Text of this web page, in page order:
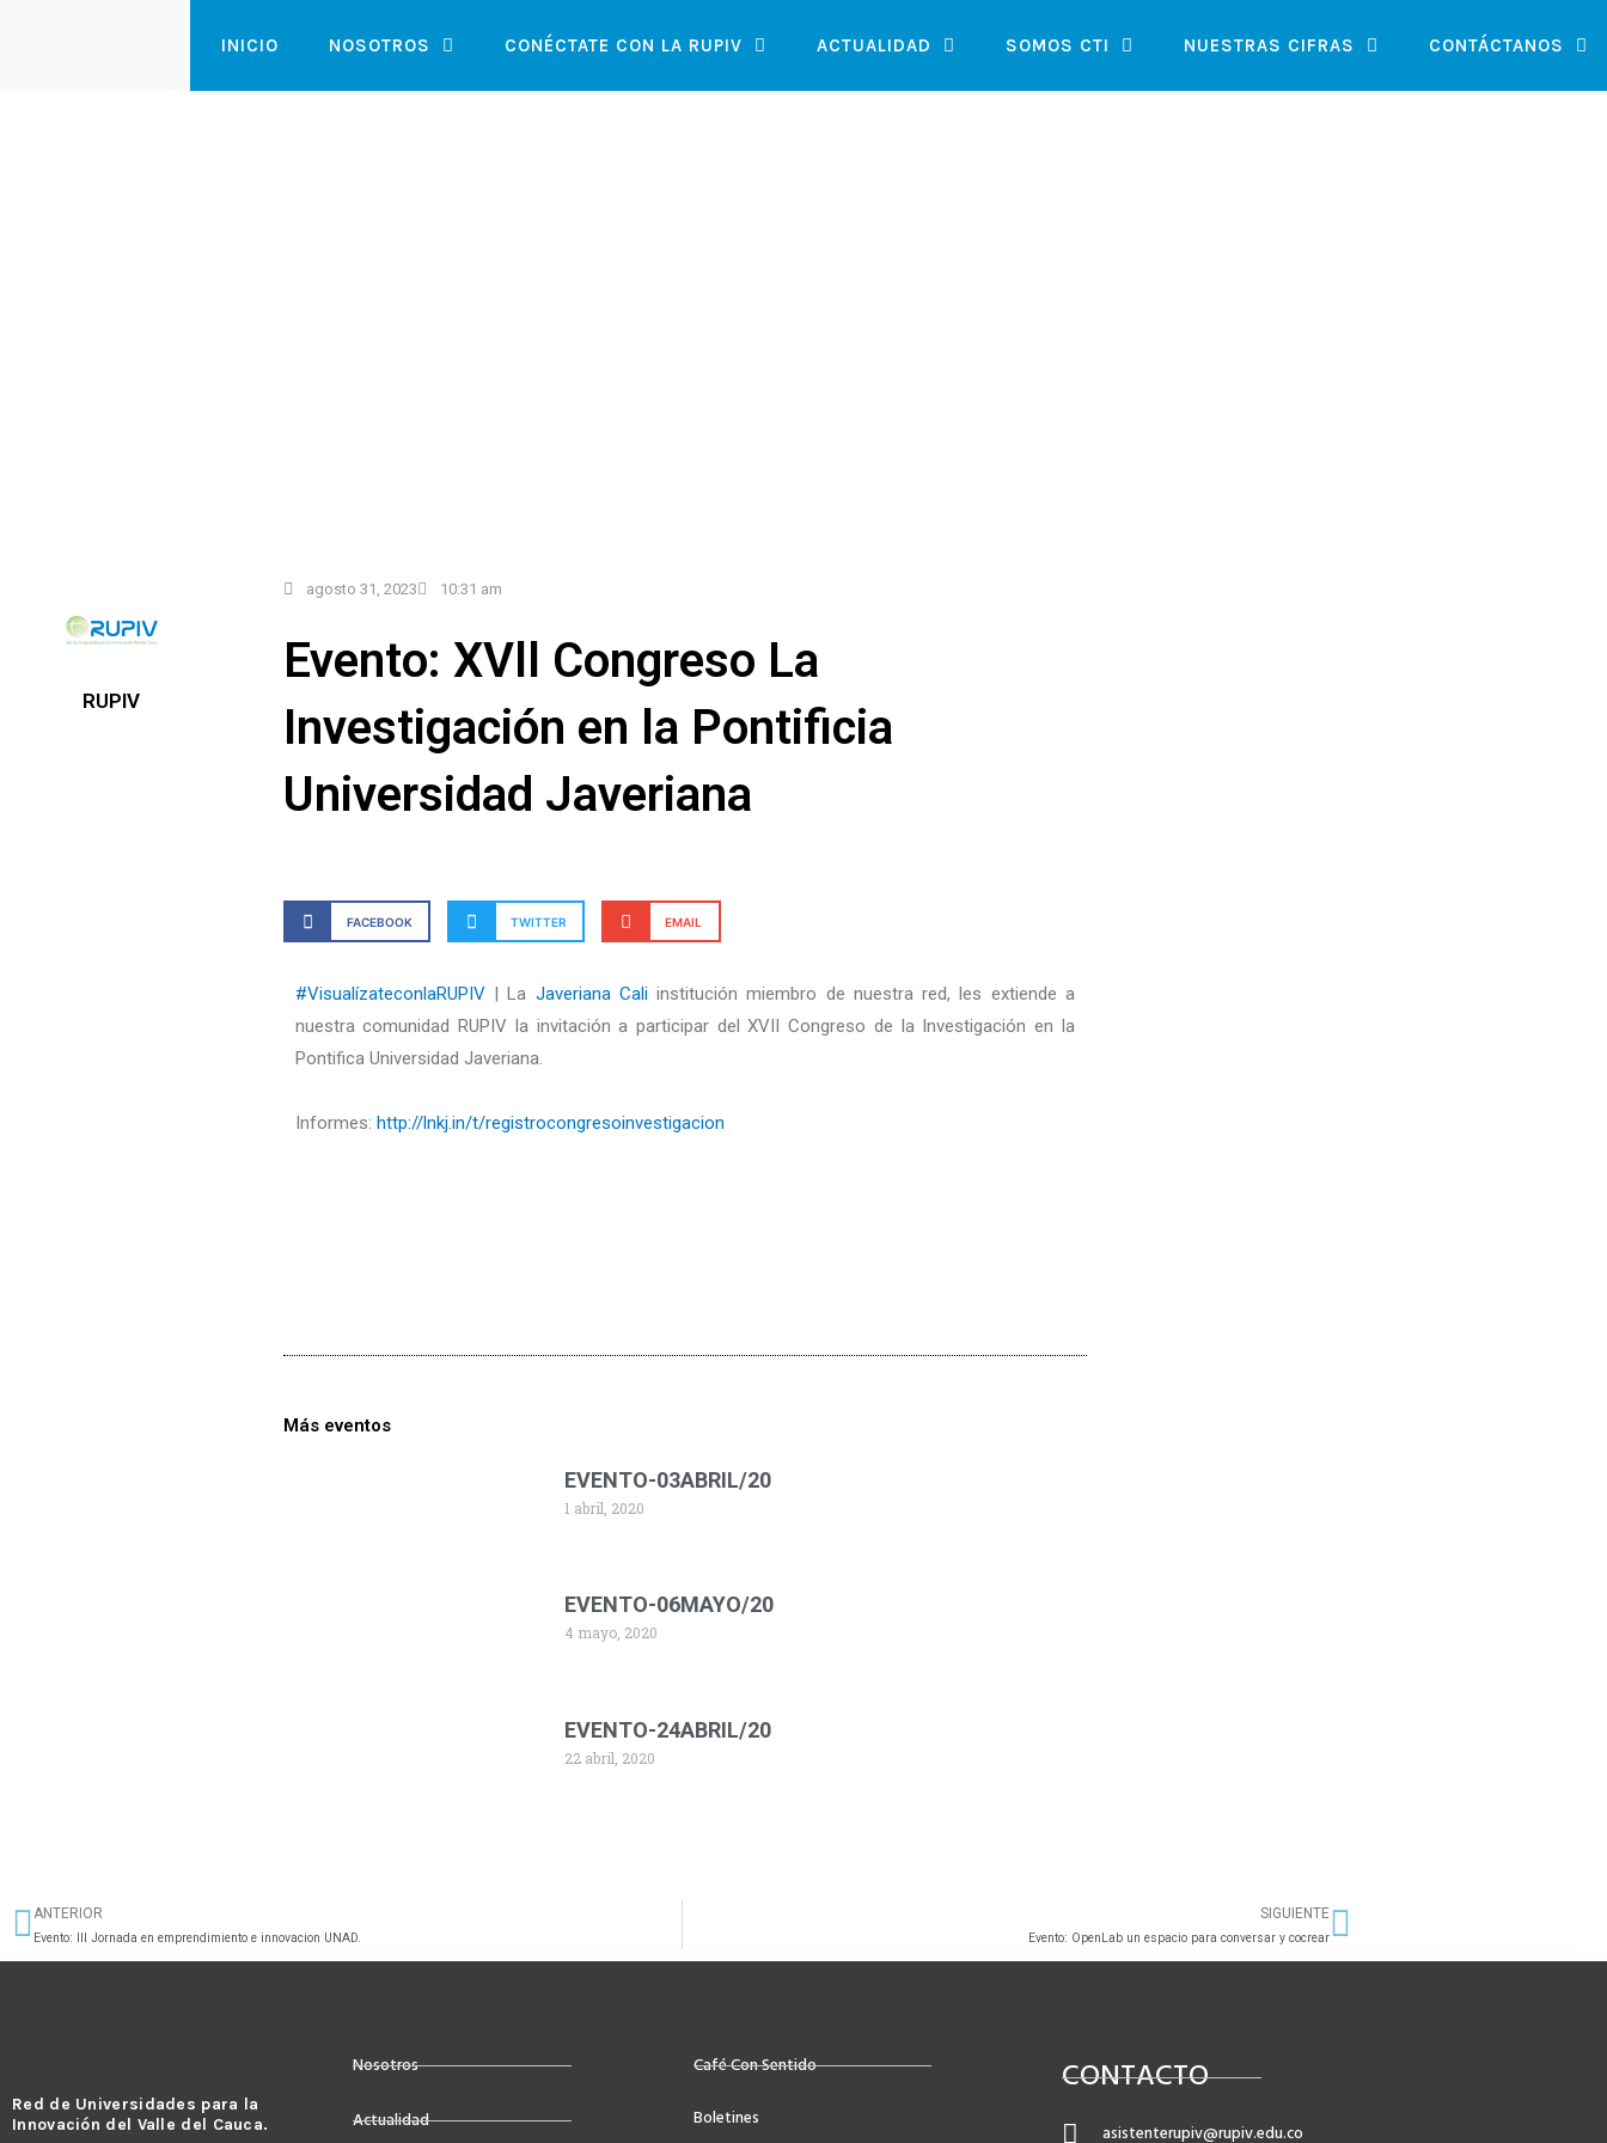
INICIO NOSOTROS CONÉCTATE CON LA RUPIV ACTUALIDAD SOMOS CTI NUESTRAS CIFRAS CONTÁCTANOS
RUPIV
agosto 31, 2023 10:31 am
Evento: XVll Congreso La
Investigación en la Pontificia
Universidad Javeriana
FACEBOOK TWITTER EMAIL
#VisualízateconlaRUPIV| La Javeriana Caliinstitución miembro de nuestra red, les extiende a
nuestra comunidad RUPIV la invitación a participar del XVII Congreso de la Investigación en la
Pontifica Universidad Javeriana.
Informes: http://lnkj.in/t/registrocongresoinvestigacion
Más eventos
EVENTO-03ABRIL/20
1 abril, 2020
EVENTO-06MAYO/20
4 mayo, 2020
EVENTO-24ABRIL/20
22 abril, 2020
Ant
ANTERIOR
Evento: III Jornada en emprendimiento e innovacion UNAD.
SIGUIENTE
Evento: OpenLab un espacio para conversar y cocrearSiguiente
Red de Universidades para la
Innovación del Valle del Cauca.
Nosotros
Actualidad
Café Con Sentido
Boletines
CONTACTO
asistenterupiv@rupiv.edu.co